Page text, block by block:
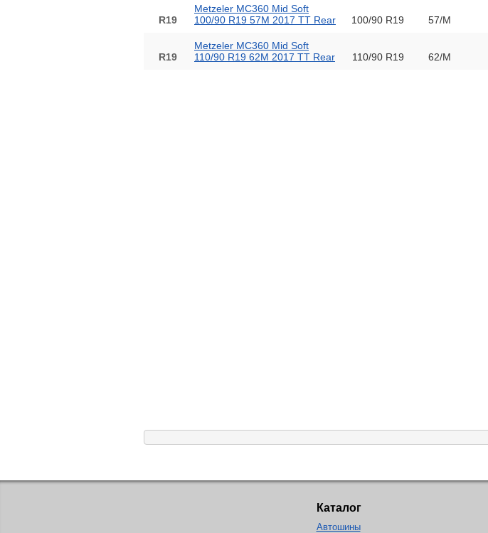
R19
Metzeler MC360 Mid Soft
100/90 R19 57M 2017 TT Rear
100/90 R19 57/M
R19
Metzeler MC360 Mid Soft
110/90 R19 62M 2017 TT Rear
110/90 R19 62/M
Каталог
Автошины